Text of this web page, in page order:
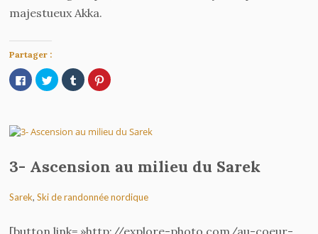
majestueux Akka.
Partager :
Cliquez
pour
partager
une
nouvelle
Cliquez
pour
partager
une
nouvelle
Cliquez
pour
partager
une
nouvelle
Cliquez
pour
une
nouvelle
3- Ascension au milieu du Sarek
Sarek,Ski de randonnée nordique